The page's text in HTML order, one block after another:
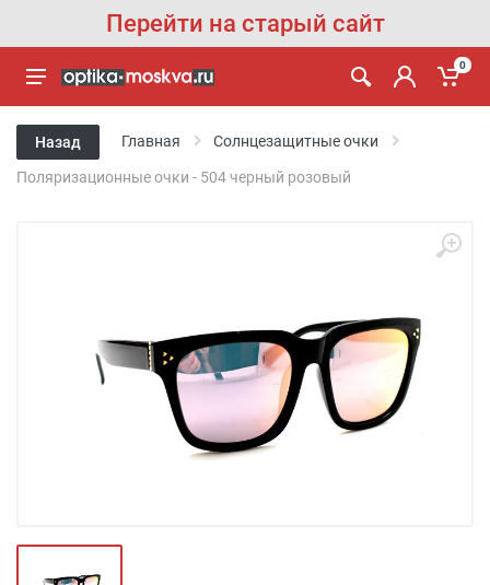
Перейти на старый сайт
0
Назад Главная Солнцезащитные очки
Поляризационные очки - 504 черный розовый